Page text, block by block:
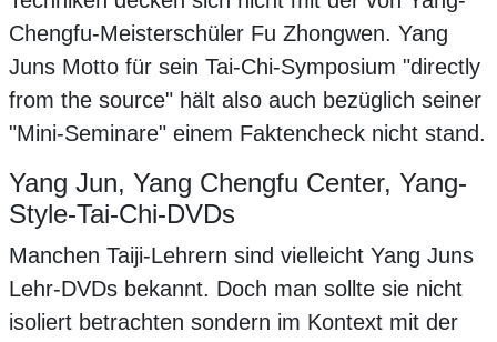
Chengfu-Meisterschüler Fu Zhongwen. Yang
Juns Motto für sein Tai-Chi-Symposium "directly
from the source" hält also auch bezüglich seiner
"Mini-Seminare" einem Faktencheck nicht stand.
Yang Jun, Yang Chengfu Center, Yang-
Style-Tai-Chi-DVDs
Manchen Taiji-Lehrern sind vielleicht Yang Juns
Lehr-DVDs bekannt. Doch man sollte sie nicht
isoliert betrachten sondern im Kontext mit der